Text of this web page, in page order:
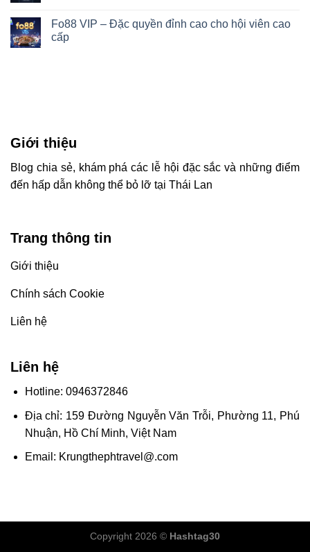
Fo88 VIP – Đặc quyền đỉnh cao cho hội viên cao
cấp
Giới thiệu
Blog chia sẻ, khám phá các lễ hội đặc sắc và những điểm
đến hấp dẫn không thể bỏ lỡ tại Thái Lan
Trang thông tin
Giới thiệu
Chính sách Cookie
Liên hệ
Liên hệ
Hotline: 0946372846
Địa chỉ: 159 Đường Nguyễn Văn Trỗi, Phường 11, Phú
Nhuận, Hồ Chí Minh, Việt Nam
Email: Krungthephtravel@.com
Copyright 2026 © Hashtag30